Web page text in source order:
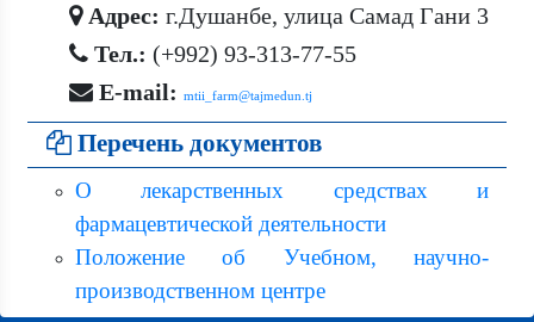
Адрес: г.Душанбе, улица Самад Гани 3
Тел.: (+992) 93-313-77-55
E-mail: mtii_farm@tajmedun.tj
Перечень документов
О лекарственных средствах и
фармацевтической деятельности
Положение об Учебном, научно-
производственном центре